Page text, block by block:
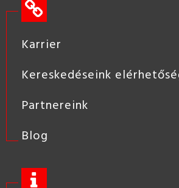
Karrier
Kereskedéseink
Partnereink
Blog